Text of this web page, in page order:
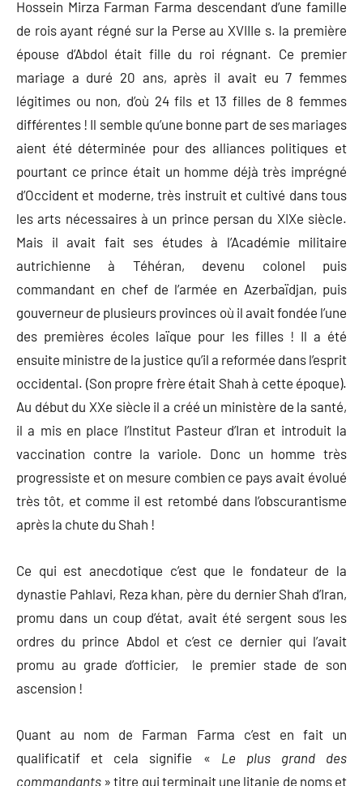
Hossein Mirza Farman Farma descendant d’une famille
de rois ayant régné sur la Perse au XVIIIe s. la première
épouse d’Abdol était fille du roi régnant. Ce premier
mariage a duré 20 ans, après il avait eu 7 femmes
légitimes ou non, d’où 24 fils et 13 filles de 8 femmes
différentes ! Il semble qu’une bonne part de ses mariages
aient été déterminée pour des alliances politiques et
pourtant ce prince était un homme déjà très imprégné
d’Occident et moderne, très instruit et cultivé dans tous
les arts nécessaires à un prince persan du XIXe siècle.
Mais il avait fait ses études à l’Académie militaire
autrichienne à Téhéran, devenu colonel puis
commandant en chef de l’armée en Azerbaïdjan, puis
gouverneur de plusieurs provinces où il avait fondée l’une
des premières écoles laïque pour les filles ! Il a été
ensuite ministre de la justice qu’il a reformée dans l’esprit
occidental. (Son propre frère était Shah à cette époque).
Au début du XXe siècle il a créé un ministère de la santé,
il a mis en place l’Institut Pasteur d’Iran et introduit la
vaccination contre la variole. Donc un homme très
progressiste et on mesure combien ce pays avait évolué
très tôt, et comme il est retombé dans l’obscurantisme
après la chute du Shah !
Ce qui est anecdotique c’est que le fondateur de la
dynastie Pahlavi, Reza khan, père du dernier Shah d’Iran,
promu dans un coup d’état, avait été sergent sous les
ordres du prince Abdol et c’est ce dernier qui l’avait
promu au grade d’officier, le premier stade de son
ascension !
Quant au nom de Farman Farma c’est en fait un
qualificatif et cela signifie « Le plus grand des
commandants » titre qui terminait une litanie de noms et